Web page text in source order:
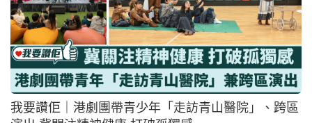
我要讚佢｜港劇團帶青少年「走訪青山醫院」、跨區